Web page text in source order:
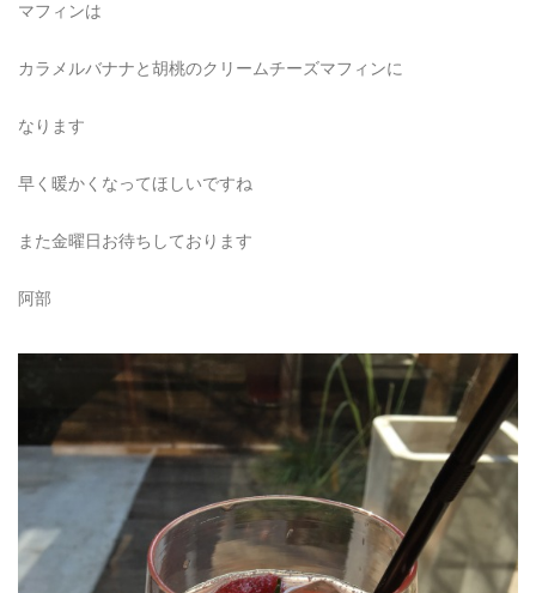
マフィンは
カラメルバナナと胡桃のクリームチーズマフィンに
なります
早く暖かくなってほしいですね
また金曜日お待ちしております
阿部